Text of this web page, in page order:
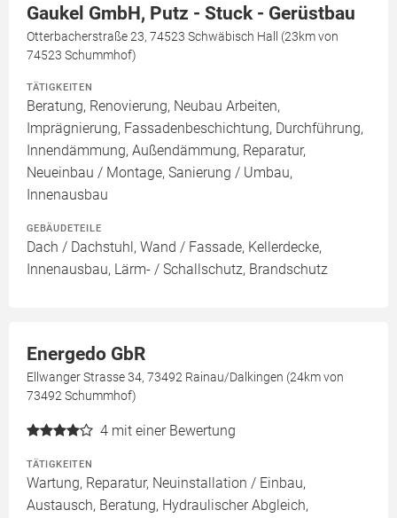
Gaukel GmbH, Putz - Stuck - Gerüstbau
Otterbacherstraße 23, 74523 Schwäbisch Hall (23km von
74523 Schummhof)
TÄTIGKEITEN
Beratung, Renovierung, Neubau Arbeiten,
Imprägnierung, Fassadenbeschichtung, Durchführung,
Innendämmung, Außendämmung, Reparatur,
Neueinbau / Montage, Sanierung / Umbau,
Innenausbau
GEBÄUDETEILE
Dach / Dachstuhl, Wand / Fassade, Kellerdecke,
Innenausbau, Lärm- / Schallschutz, Brandschutz
Energedo GbR
Ellwanger Strasse 34, 73492 Rainau/Dalkingen (24km von
73492 Schummhof)
4 mit einer Bewertung
TÄTIGKEITEN
Wartung, Reparatur, Neuinstallation / Einbau,
Austausch, Beratung, Hydraulischer Abgleich,